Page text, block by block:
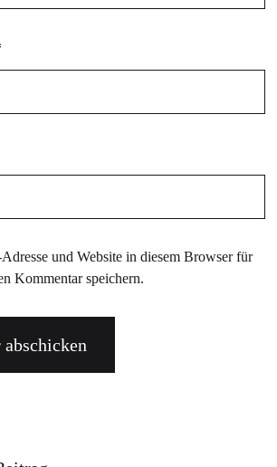
und Website in diesem Browser für
Kommentar speichern.